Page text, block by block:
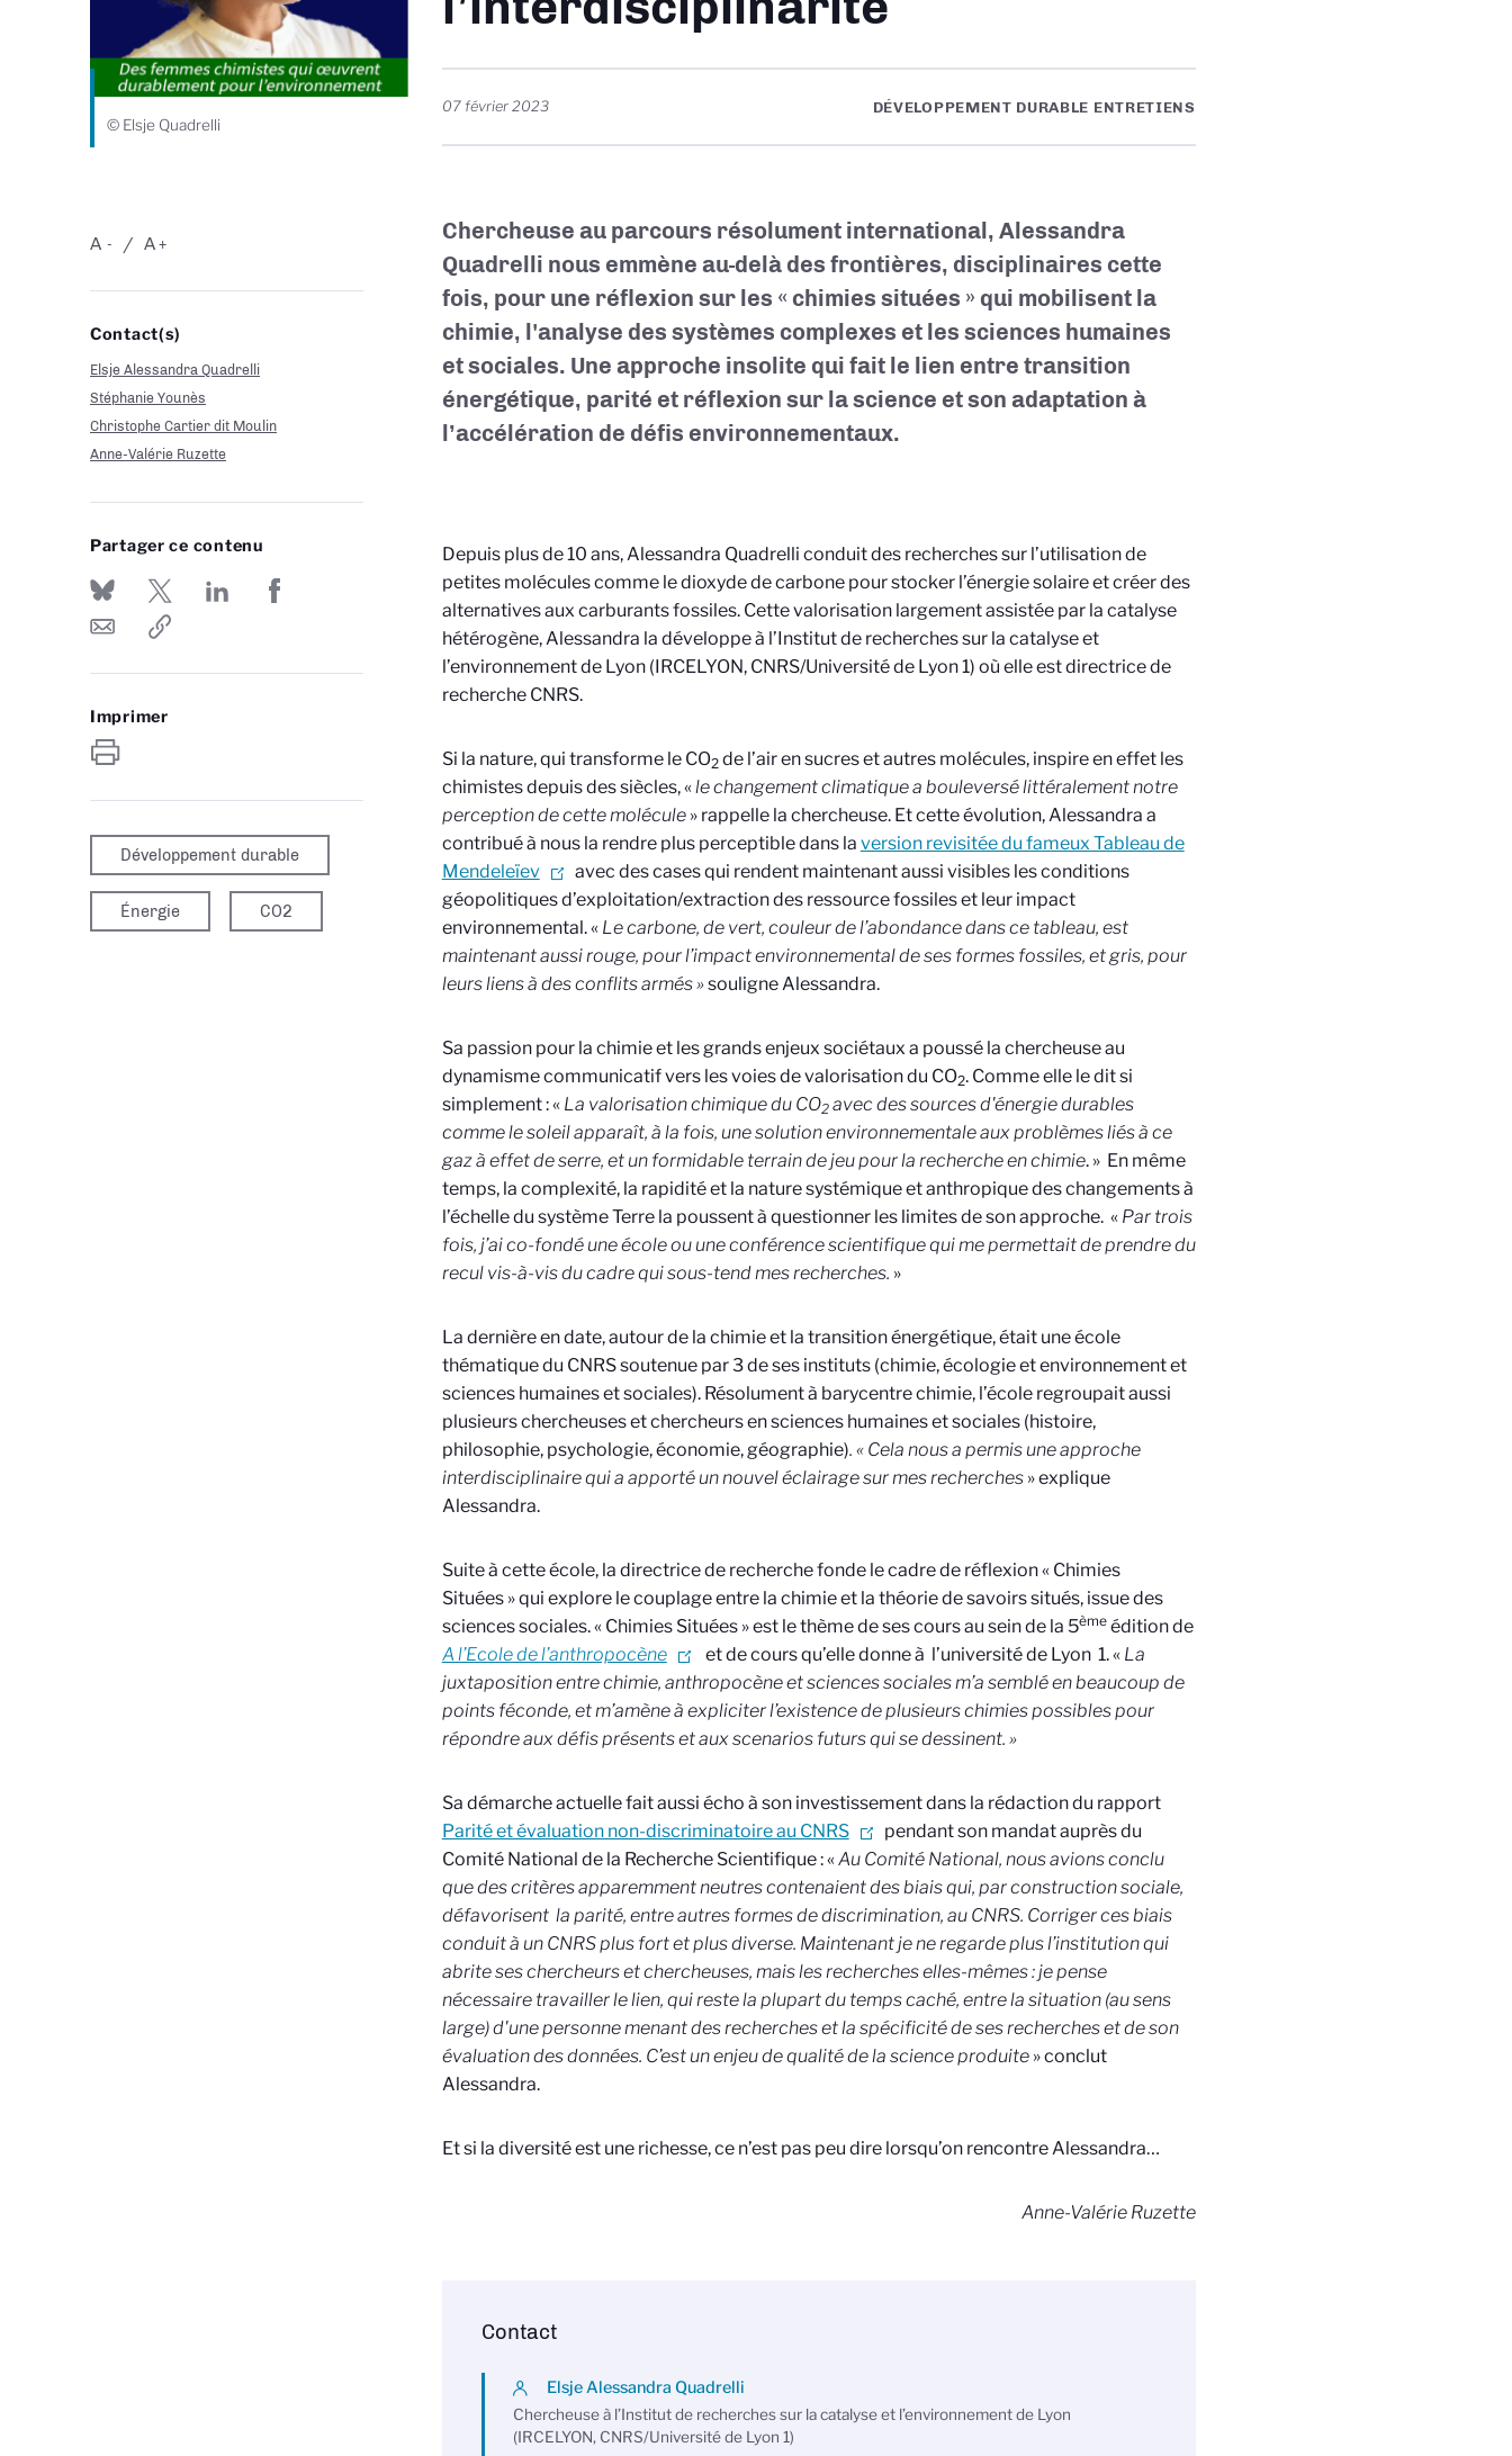
© Elsje Quadrelli
-
A +
A
Contact(s)
Elsje Alessandra Quadrelli
Stéphanie Younès
Christophe Cartier dit Moulin
Anne-Valérie Ruzette
Partager ce contenu
Imprimer
Développement durable
Énergie CO2
07 février 2023 DÉVELOPPEMENT DURABLE ENTRETIENS
Chercheuse au parcours résolument international, Alessandra
Quadrelli nous emmène au-delà des frontières, disciplinaires cette
fois, pour une réflexion sur les « chimies situées » qui mobilisent la
chimie, l'analyse des systèmes complexes et les sciences humaines
et sociales. Une approche insolite qui fait le lien entre transition
énergétique, parité et réflexion sur la science et son adaptation à
l’accélération de défis environnementaux.
Depuis plus de 10 ans, Alessandra Quadrelli conduit des recherches sur l’utilisation de
petites molécules comme le dioxyde de carbone pour stocker l’énergie solaire et créer des
alternatives aux carburants fossiles. Cette valorisation largement assistée par la catalyse
hétérogène, Alessandra la développe à l’Institut de recherches sur la catalyse et
l’environnement de Lyon (IRCELYON, CNRS/Université de Lyon 1) où elle est directrice de
recherche CNRS.
Si la nature, qui transforme le CO2de l’air en sucres et autres molécules, inspire en effet les
chimistes depuis des siècles, «le changement climatique a bouleversé littéralement notre
perception de cette molécule» rappelle la chercheuse. Et cette évolution, Alessandra a
contribué à nous la rendre plus perceptible dans la version revisitée du fameux Tableau de
Mendeleïev
avec des cases qui rendent maintenant aussi visibles les conditions
géopolitiques d’exploitation/extraction des ressource fossiles et leur impact
environnemental. « Le carbone, de vert, couleur de l’abondance dans ce tableau, est
maintenant aussi rouge, pour l’impact environnemental de ses formes fossiles, et gris, pour
leurs liens à des conflits armés »souligne Alessandra.
Sa passion pour la chimie et les grands enjeux sociétaux a poussé la chercheuse au
dynamisme communicatif vers les voies de valorisation du CO2. Comme elle le dit si
simplement : « La valorisation chimique du CO2avec des sources d'énergie durables
comme le soleil apparaît, à la fois, une solution environnementale aux problèmes liés à ce
gaz à effet de serre, et un formidable terrain de jeu pour la recherche en chimie. » En même
temps, la complexité, la rapidité et la nature systémique et anthropique des changements à
l’échelle du système Terre la poussent à questionner les limites de son approche. « Par trois
fois, j’ai co-fondé une école ou une conférence scientifique qui me permettait de prendre du
recul vis-à-vis du cadre qui sous-tend mes recherches. »
La dernière en date, autour de la chimie et la transition énergétique, était une école
thématique du CNRS soutenue par 3 de ses instituts (chimie, écologie et environnement et
sciences humaines et sociales). Résolument à barycentre chimie, l’école regroupait aussi
plusieurs chercheuses et chercheurs en sciences humaines et sociales (histoire,
philosophie, psychologie, économie, géographie). « Cela nous a permis une approche
interdisciplinaire qui a apporté un nouvel éclairage sur mes recherches » explique
Alessandra.
Suite à cette école, la directrice de recherche fonde le cadre de réflexion « Chimies
Situées » qui explore le couplage entre la chimie et la théorie de savoirs situés, issue des
sciences sociales. « Chimies Situées » est le thème de ses cours au sein de la 5èmeédition de
A l’Ecole de l’anthropocène
et de cours qu’elle donne à l’université de Lyon 1. « La
juxtaposition entre chimie, anthropocène et sciences sociales m’a semblé en beaucoup de
points féconde, et m’amène à expliciter l’existence de plusieurs chimies possibles pour
répondre aux défis présents et aux scenarios futurs qui se dessinent. »
Sa démarche actuelle fait aussi écho à son investissement dans la rédaction du rapport
Parité et évaluation non-discriminatoire au CNRS
pendant son mandat auprès du
Comité National de la Recherche Scientifique : «Au Comité National, nous avions conclu
que des critères apparemment neutres contenaient des biais qui, par construction sociale,
défavorisent la parité, entre autres formes de discrimination, au CNRS. Corriger ces biais
conduit à un CNRS plus fort et plus diverse. Maintenant je ne regarde plus l’institution qui
abrite ses chercheurs et chercheuses, mais les recherches elles-mêmes : je pense
nécessaire travailler le lien, qui reste la plupart du temps caché, entre la situation (au sens
large) d'une personne menant des recherches et la spécificité de ses recherches et de son
évaluation des données. C’est un enjeu de qualité de la science produite » conclut
Alessandra.
Et si la diversité est une richesse, ce n’est pas peu dire lorsqu’on rencontre Alessandra…
Anne-Valérie Ruzette
Contact
Elsje Alessandra Quadrelli
Chercheuse à l’Institut de recherches sur la catalyse et l’environnement de Lyon
(IRCELYON, CNRS/Université de Lyon 1)